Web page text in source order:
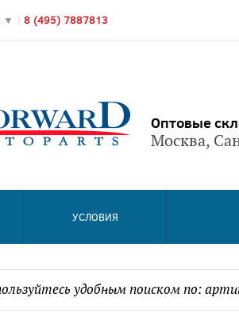
▼ 8 (495) 7887813
Оптовые
Москва,
УСЛОВИЯ